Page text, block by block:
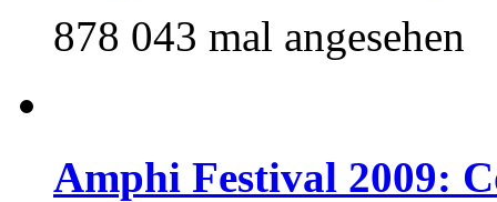
878 043 mal angesehen
Amphi Festival 2009: